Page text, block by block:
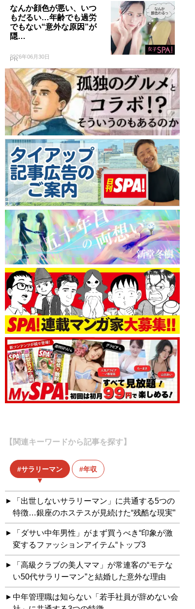
なんか顔色が悪い、いつ
もだるい…年齢でも過労
でもない“意外な原因”が
隠…
2026年06月30日
PR
【関連キーワードから記事を探す】
サラリーマン 年収
「出世しないサラリーマン」に共通する5つの
特徴…銀座のホステスが見続けた“残酷な現実”
「ダサい中年男性」がまず買うべき“印象が激
変するファッションアイテム“トップ3
「高級クラブの美人ママ」が常連客の“モテな
い50代サラリーマン”と結婚した意外な理由
中年管理職は知らない「若手社員が辞めない会